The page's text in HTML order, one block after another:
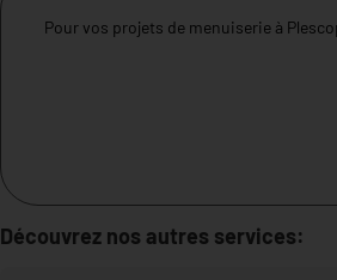
Pour vos projets de menuiserie à
Découvrez nos autres services: